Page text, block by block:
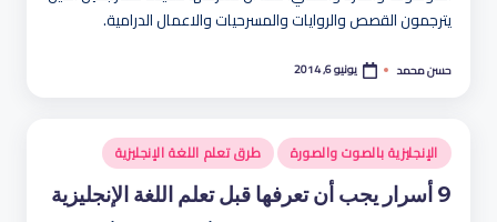
يترجمون القصص والروايات والمسرحيات والاعمال الدرامية.
تمّ
حسن محمد يونيو 6, 2014
نُشر
في
الإنجليزية بالصوت والصورة طرق تعلم اللغة الإنجليزية
9 أسرار يجب أن تعرفها قبل تعلم اللغة الإنجليزية